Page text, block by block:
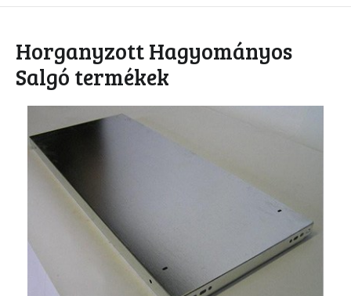
Horganyzott Hagyományos
Salgó termékek